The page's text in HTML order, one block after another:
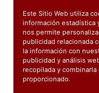
430103:
Este Sitio Web utiliza
información estadística
nos permite
publicidad relacionada
la información con
publicidad y análisis
recopilada y
proporcionado.